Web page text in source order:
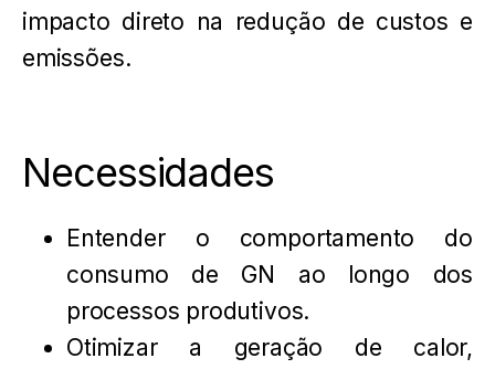
impacto direto na redução de custos e
emissões.
Necessidades
Entender o comportamento do
consumo de GN ao longo dos
processos produtivos.
Otimizar a geração de calor,